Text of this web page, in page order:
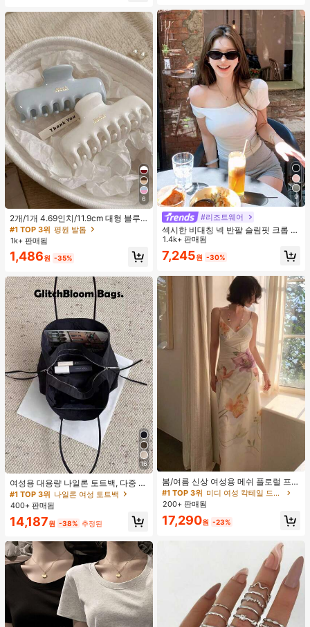
6
2개/1개 4.69인치/11.9cm 대형 블루
& 화이트 1피스 플라스틱 헤어 클로
클립, 데일리 웨어, 캐주얼, 파티, 출퇴
근, 휴가, 헤어스타일링, 메이크업, 의
상 매칭 비치 헤어 클립 바캉스 헤어
클러치에 적합한 세련되고 다재다능
하며 우아하고 미니멀한 단색 헤어 액
세서리
#1 TOP 3위 평원 발톱
1k+ 판매됨
1,486원 -35%
16
여성용 대용량 나일론 토트백, 다중 지
퍼 포켓, 방수 숄더 핸드백, 사무실 노
트북, 일상 출퇴근, 쇼핑에 적합
#1 TOP 3위 나일론 여성 토트백
400+ 판매됨
14,187원 -38% 추정된
9
#리조트웨어
섹시한 비대칭 넥 반팔 슬림핏 크롭 탑
화이트 여름
1.4k+ 판매됨
7,245원 -30%
봄/여름 신상 여성용 메쉬 플로럴 프린
트 드레스, 브이넥, 휴가 스타일, 섹시
한 비치 파티 댄스 드레스, 스파게티
스트랩 웨딩 가을
#1 TOP 3위
재고 4개 남음
#1 TOP 3위
미디 여성 칵테일 드레스
재고 4개 남음
#1 TOP 3위
미디 여성 칵테일 드레스
재고 4개 남음
#1 TOP 3위
재고 4개 남음
200+ 판매됨
17,290원 -23%